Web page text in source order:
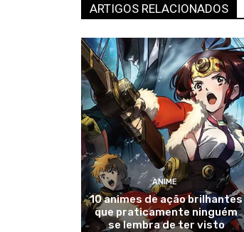
ARTIGOS RELACIONADOS
ANIME
10 animes de ação brilhantes
que praticamente ninguém
se lembra de ter visto